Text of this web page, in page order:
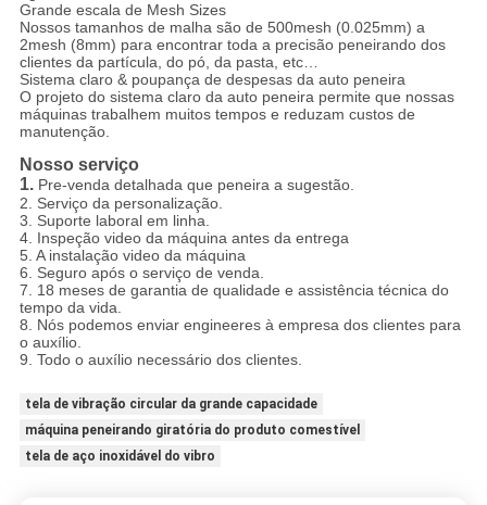
Grande escala de Mesh Sizes
Nossos tamanhos de malha são de 500mesh (0.025mm) a
2mesh (8mm) para encontrar toda a precisão peneirando dos
clientes da partícula, do pó, da pasta, etc…
Sistema claro & poupança de despesas da auto peneira
O projeto do sistema claro da auto peneira permite que nossas
máquinas trabalhem muitos tempos e reduzam custos de
manutenção.
Nosso serviço
1. Pre-venda detalhada que peneira a sugestão.
2. Serviço da personalização.
3. Suporte laboral em linha.
4. Inspeção video da máquina antes da entrega
5. A instalação video da máquina
6. Seguro após o serviço de venda.
7. 18 meses de garantia de qualidade e assistência técnica do
tempo da vida.
8. Nós podemos enviar engineeres à empresa dos clientes para
o auxílio.
9. Todo o auxílio necessário dos clientes.
tela de vibração circular da grande capacidade
máquina peneirando giratória do produto comestível
tela de aço inoxidável do vibro